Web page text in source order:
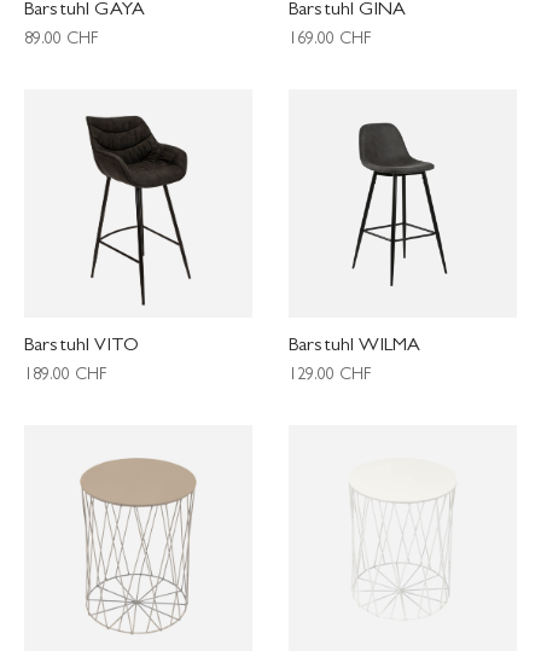
Barstuhl GAYA
89.00 CHF
Barstuhl GINA
169.00 CHF
Barstuhl VITO
189.00 CHF
Barstuhl WILMA
129.00 CHF